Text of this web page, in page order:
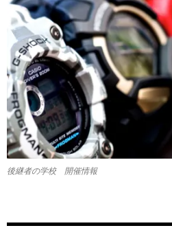
後継者の学校 開催情報